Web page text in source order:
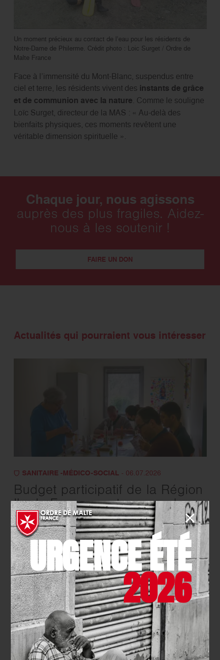
Un moment précieux au contact de l’eau pour les résidents de
Notre-Dame de Philerme. Crédit photo : Loic Surget / Ordre de
Malte France
Face à l’immensité du Mont-Blanc, suspendus entre
ciel et terre, les résidents vivent des instants de grâce
et de communion avec la nature. Comme le souligne
Loïc Surget, directeur de la MAS : « Au-delà des
bienfaits physiques, ces moments revêtent une
véritable dimension spirituelle ».
Chaque jour, nous agissons
auprès des plus fragiles. Aidez-
nous à les soutenir !
FAIRE UN DON
Actualités qui pourraient vous intéresser
SANITAIRE -MÉDICO-SOCIAL - 06.07.2026
Budget participatif de la Région
Ile-de-France : votez pour deux
projets de l’Ordre de Malte
France !
EN SAVOIR PLUS
URGENCE ÉTÉ
2026